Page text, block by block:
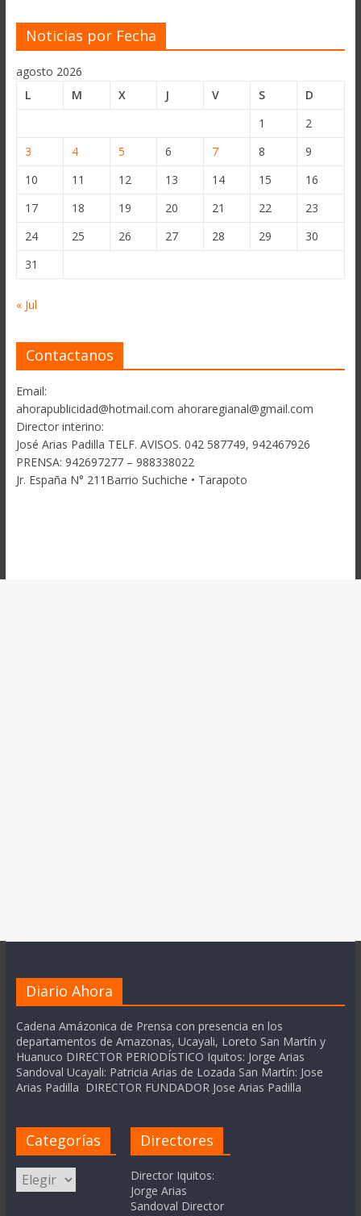
Noticias por Fecha
agosto 2026
L
M X J V S
D
1
2
3
4 5 6 7 8
9
10
11 12 13 14 15
16
17
18 19 20 21 22
23
24
25 26 27 28 29
30
31
« Jul
Contactanos
Email:
ahorapublicidad@hotmail.com ahoraregianal@gmail.com
Director interino:
José Arias Padilla TELF. AVISOS. 042 587749, 942467926
PRENSA: 942697277 – 988338022
Jr. España N° 211Barrio Suchiche • Tarapoto
Diario Ahora
Cadena Amázonica de Prensa con presencia en los
departamentos de Amazonas, Ucayali, Loreto San Martín y
Huanuco DIRECTOR PERIODÍSTICO Iquitos: Jorge Arias
Sandoval Ucayali: Patricia Arias de Lozada San Martín: Jose
Arias Padilla DIRECTOR FUNDADOR Jose Arias Padilla
Categorías
Categorías
Directores
Director Iquitos:
Jorge Arias
Sandoval Director